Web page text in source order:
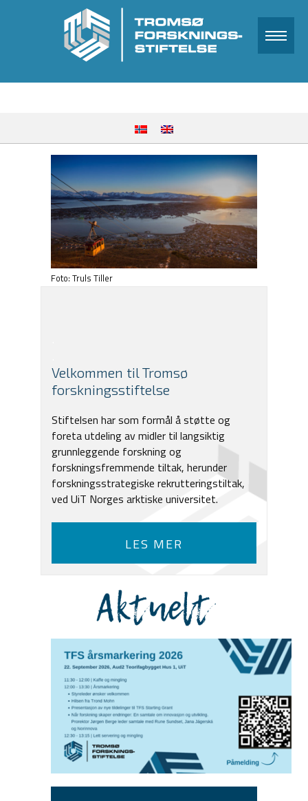
Foto: Truls Tiller
Velkommen til Tromsø
forskningsstiftelse
Stiftelsen har som formål å støtte og
foreta utdeling av midler til langsiktig
grunnleggende forskning og
forskningsfremmende tiltak, herunder
forskningsstrategiske rekrutteringstiltak,
ved UiT Norges arktiske universitet.
LES MER